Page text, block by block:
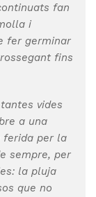
fan
i
fer germinar
fins
vides
a una
ferida per la
sempre, per
la pluja
que no